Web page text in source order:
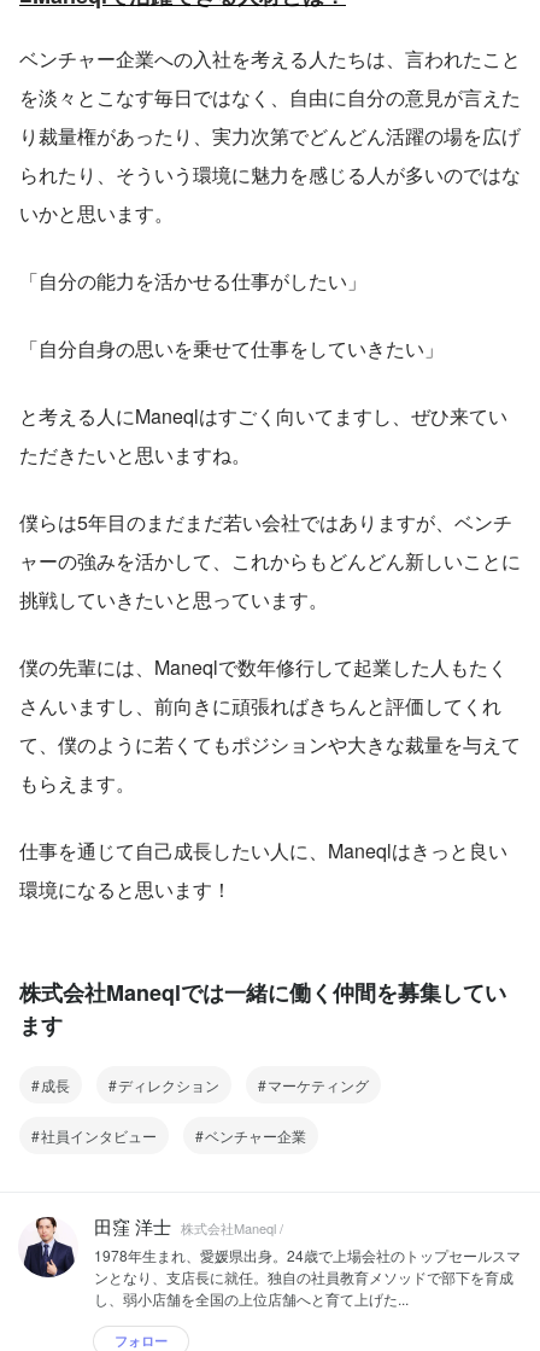
ベンチャー企業への入社を考える人たちは、言われたこと
を淡々とこなす毎日ではなく、自由に自分の意見が言えた
り裁量権があったり、実力次第でどんどん活躍の場を広げ
られたり、そういう環境に魅力を感じる人が多いのではな
いかと思います。
「自分の能力を活かせる仕事がしたい」
「自分自身の思いを乗せて仕事をしていきたい」
と考える人にManeqlはすごく向いてますし、ぜひ来てい
ただきたいと思いますね。
僕らは5年目のまだまだ若い会社ではありますが、ベンチ
ャーの強みを活かして、これからもどんどん新しいことに
挑戦していきたいと思っています。
僕の先輩には、Maneqlで数年修行して起業した人もたく
さんいますし、前向きに頑張ればきちんと評価してくれ
て、僕のように若くてもポジションや大きな裁量を与えて
もらえます。
仕事を通じて自己成長したい人に、Maneqlはきっと良い
環境になると思います！
株式会社Maneqlでは一緒に働く仲間を募集してい
ます
成長 ディレクション マーケティング
社員インタビュー ベンチャー企業
田窪 洋士 株式会社Maneql /
1978年生まれ、愛媛県出身。24歳で上場会社のトップセールスマ
ンとなり、支店長に就任。独自の社員教育メソッドで部下を育成
し、弱小店舗を全国の上位店舗へと育て上げた...
フォロー